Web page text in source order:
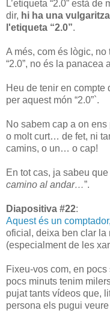
L’etiqueta “2.0” està
dir, hi ha una
l'etiqueta “2.0”.
A més, com és lògic,
“2.0”, no és la panacea
Heu de tenir en compte
per aquest món “2.0”`.
No sabem cap a on
o molt curt… de fet, ni
camins, o un… o cap!
En tot cas, ja sabeu que
camino al andar…”.
Diapositiva #22:
Aquest és un
oficial, deixa ben clar la
(especialment de les
Fixeu-vos com, en
pocs minuts tenim
pujat tants vídeos que,
persona els pugui